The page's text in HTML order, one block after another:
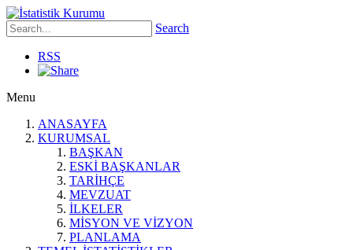
Search
RSS
Menu
ANASAYFA
KURUMSAL
BAŞKAN
ESKİ BAŞKANLAR
TARİHÇE
MEVZUAT
İLKELER
MİSYON VE VİZYON
PLANLAMA